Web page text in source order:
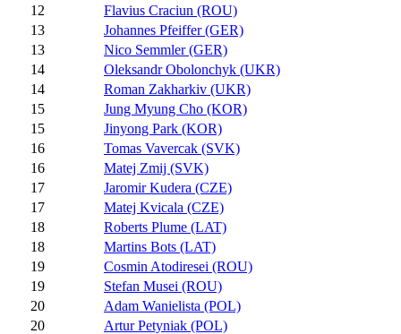
12
Flavius Craciun (ROU)
13
Johannes Pfeiffer (GER)
13
Nico Semmler (GER)
14
Oleksandr Obolonchyk (UKR)
14
Roman Zakharkiv (UKR)
15
Jung Myung Cho (KOR)
15
Jinyong Park (KOR)
16
Tomas Vavercak (SVK)
16
Matej Zmij (SVK)
17
Jaromir Kudera (CZE)
17
Matej Kvicala (CZE)
18
Roberts Plume (LAT)
18
Martins Bots (LAT)
19
Cosmin Atodiresei (ROU)
19
Stefan Musei (ROU)
20
Adam Wanielista (POL)
20
Artur Petyniak (POL)